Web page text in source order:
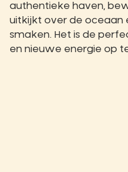
authentieke haven,
uitkijkt over de oceaan
smaken. Het is de
en nieuwe energie op